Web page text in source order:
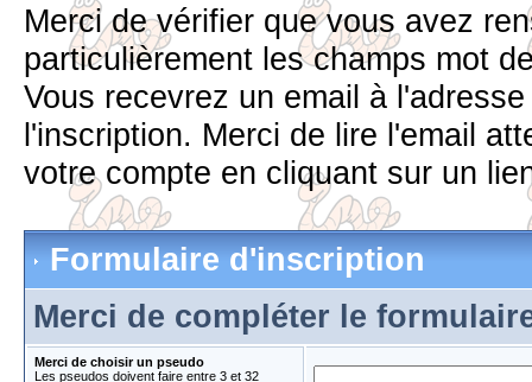
Merci de vérifier que vous avez
particulièrement les champs mot
Vous recevrez un email à
l'inscription. Merci de lire l'email
votre compte en cliquant sur un
Formulaire d'inscription
Merci de compléter le
Merci de choisir un pseudo
Les pseudos doivent faire entre 3 et 32